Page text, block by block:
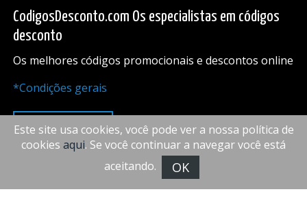
CodigosDesconto.com Os especialistas em códigos
desconto
Os melhores códigos promocionais e descontos online
*Condições gerais
PARA CIMA
FiveDoors Network 2018
Este site usa cookies, você pode ver a nossa política de
cookies aqui. Se você continuar a navegar você está
aceitando.
OK